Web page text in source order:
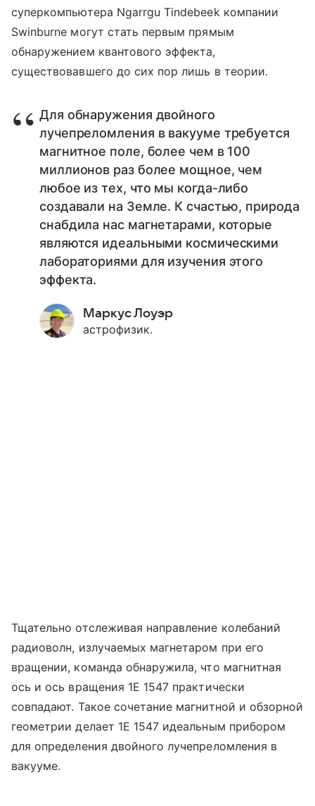
суперкомпьютера Ngarrgu Tindebeek компании
Swinburne могут стать первым прямым
обнаружением квантового эффекта,
существовавшего до сих пор лишь в теории.
Для обнаружения двойного
лучепреломления в вакууме требуется
магнитное поле, более чем в 100
миллионов раз более мощное, чем
любое из тех, что мы когда-либо
создавали на Земле. К счастью, природа
снабдила нас магнетарами, которые
являются идеальными космическими
лабораториями для изучения этого
эффекта.
Маркус Лоуэр
астрофизик.
Тщательно отслеживая направление колебаний
радиоволн, излучаемых магнетаром при его
вращении, команда обнаружила, что магнитная
ось и ось вращения 1E 1547 практически
совпадают. Такое сочетание магнитной и обзорной
геометрии делает 1E 1547 идеальным прибором
для определения двойного лучепреломления в
вакууме.